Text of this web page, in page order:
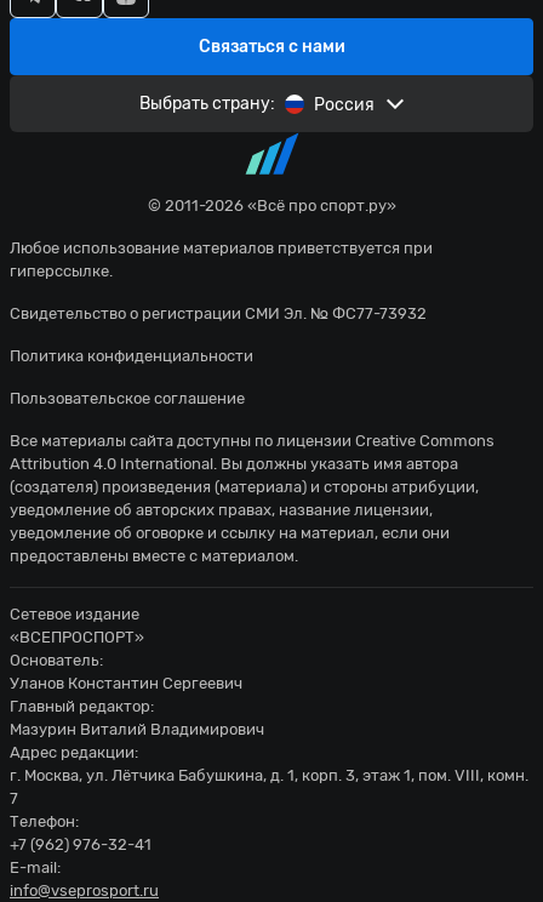
© 2011-2026 «Всё про спорт.ру»
Любое использование материалов приветствуется при
гиперссылке.
Свидетельство о регистрации СМИ Эл. № ФС77-73932
Политика конфиденциальности
Пользовательское соглашение
Связаться с нами
Выбрать страну: Россия
Все материалы сайта доступны по лицензии Creative Commons
Attribution 4.0 International. Вы должны указать имя автора
(создателя) произведения (материала) и стороны атрибуции,
уведомление об авторских правах, название лицензии,
уведомление об оговорке и ссылку на материал, если они
предоставлены вместе с материалом.
Сетевое издание
«ВСЕПРОСПОРТ»
Основатель:
Уланов Константин Сергеевич
Главный редактор:
Мазурин Виталий Владимирович
Адрес редакции:
г. Москва, ул. Лётчика Бабушкина, д. 1, корп. 3, этаж 1, пом. VIII, комн.
7
Телефон:
+7 (962) 976-32-41
E-mail:
info@vseprosport.ru